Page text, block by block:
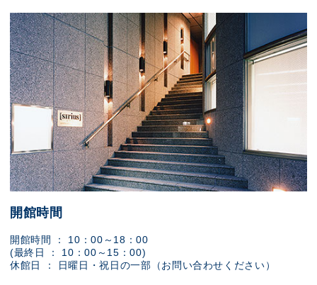
開館時間
開館時間 ： 10：00～18：00
(最終日 ： 10：00～15：00)
休館日 ： 日曜日・祝日の一部（お問い合わせください）